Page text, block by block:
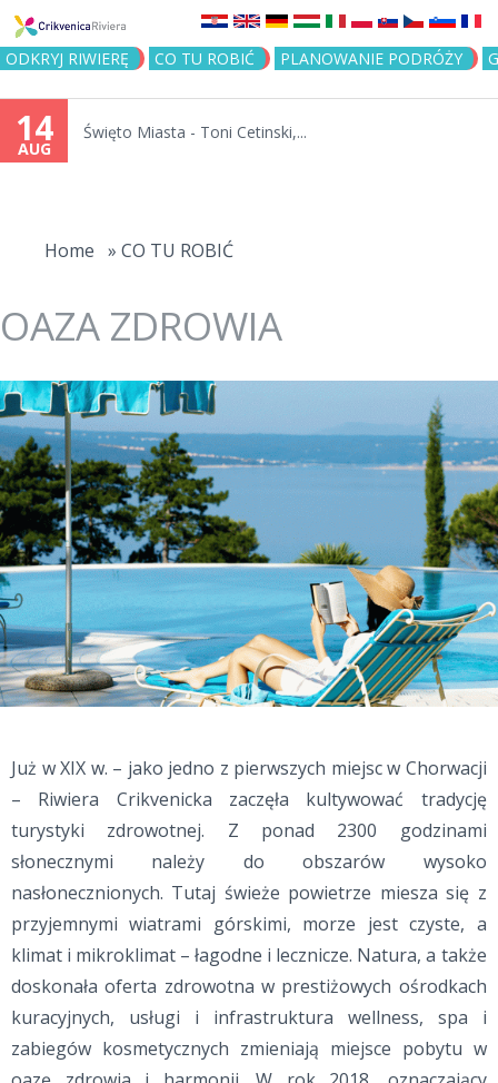
Jump to navigation
ODKRYJ RIWIERĘ CO TU ROBIĆ PLANOWANIE PODRÓŻY
14
AUG
Święto Miasta - Toni Cetinski,...
Home » CO TU ROBIĆ
OAZA ZDROWIA
Już w XIX w. – jako jedno z pierwszych miejsc w Chorwacji
– Riwiera Crikvenicka zaczęła kultywować tradycję
turystyki zdrowotnej. Z ponad 2300 godzinami
słonecznymi należy do obszarów wysoko
nasłonecznionych. Tutaj świeże powietrze miesza się z
przyjemnymi wiatrami górskimi, morze jest czyste, a
klimat i mikroklimat – łagodne i lecznicze. Natura, a także
doskonała oferta zdrowotna w prestiżowych ośrodkach
kuracyjnych, usługi i infrastruktura wellness, spa i
zabiegów kosmetycznych zmieniają miejsce pobytu w